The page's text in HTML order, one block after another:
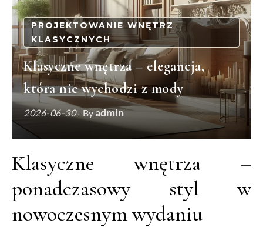
PROJEKTOWANIE WNĘTRZ
KLASYCZNYCH
Klasyczne wnętrza – elegancja,
która nie wychodzi z mody
2026-06-30- Byadmin
Klasyczne wnętrza –
ponadczasowy styl w
nowoczesnym wydaniu